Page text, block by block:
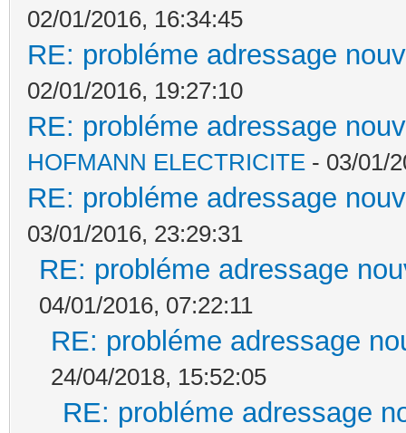
02/01/2016, 16:34:45
RE: probléme adressage
02/01/2016, 19:27:10
RE: probléme adressage
HOFMANN ELECTRICITE - 03/01/
RE: probléme adressage
03/01/2016, 23:29:31
RE: probléme adressage
04/01/2016, 07:22:11
RE: probléme adressage
24/04/2018, 15:52:05
RE: probléme adressage